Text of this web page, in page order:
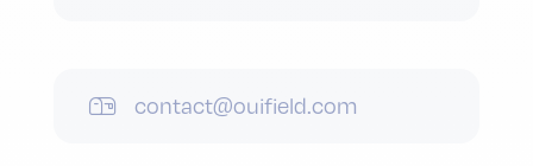
contact@ouifield.com